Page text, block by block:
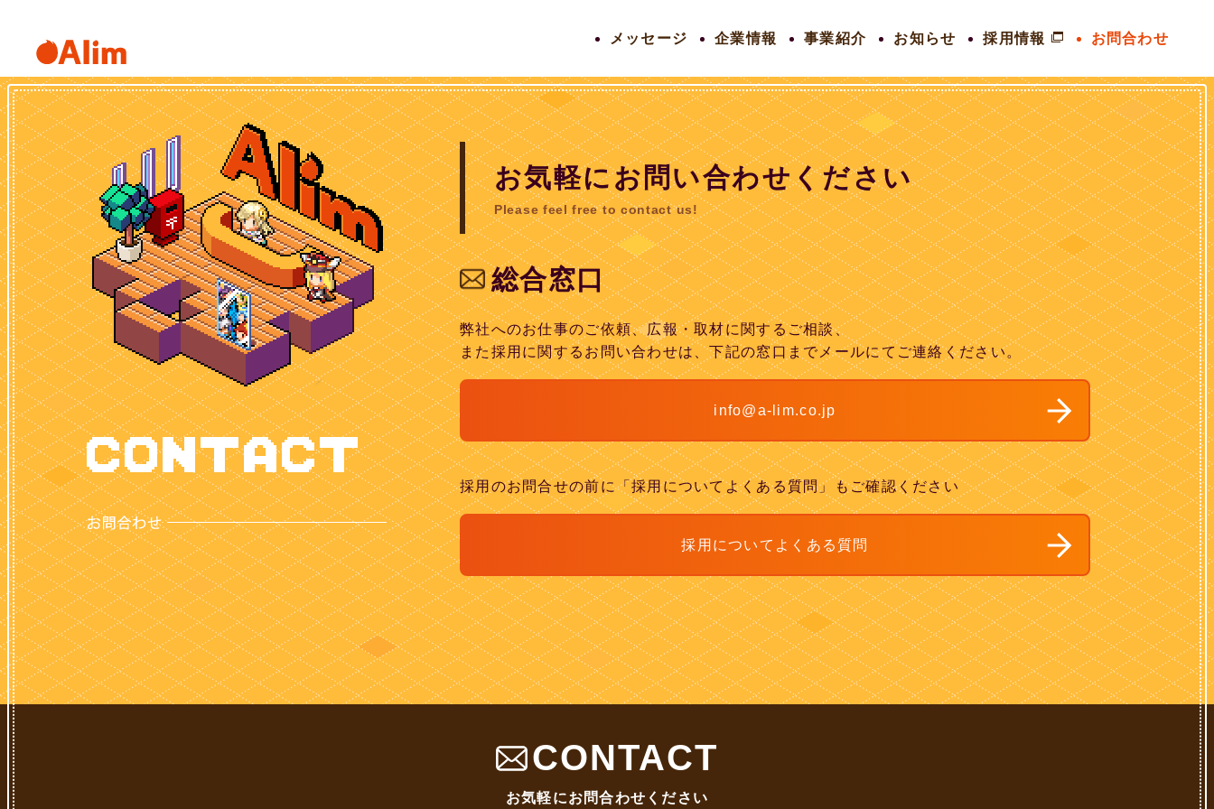
メッセージ 企業情報 事業紹介 お知らせ 採用情報 お問合わせ
お気軽にお問い合わせください
Please feel free to contact us!
総合窓口
弊社へのお仕事のご依頼、広報・取材に関するご相談、
また採用に関するお問い合わせは、下記の窓口までメールにてご連絡ください。
info@a-lim.co.jp
採用のお問合せの前に「採用についてよくある質問」もご確認ください
採用についてよくある質問
CONTACT
お気軽にお問合わせください